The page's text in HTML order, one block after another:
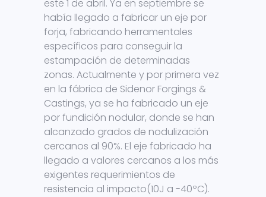
este 1 de abril. Ya en septiembre se
había llegado a fabricar un eje por
forja, fabricando herramentales
específicos para conseguir la
estampación de determinadas
zonas. Actualmente y por primera vez
en la fábrica de Sidenor Forgings &
Castings, ya se ha fabricado un eje
por fundición nodular, donde se han
alcanzado grados de nodulización
cercanos al 90%. El eje fabricado ha
llegado a valores cercanos a los más
exigentes requerimientos de
resistencia al impacto(10J a -40ºC).